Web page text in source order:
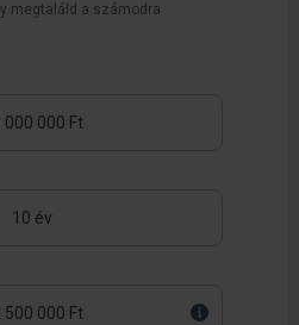
megtaláld a számodra